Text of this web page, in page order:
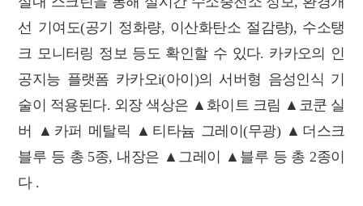
선 기여도(공기 정화량, 이산화탄소 절감량), 수소탱
크 모니터링 정보 등도 확인할 수 있다. 카카오의 인
공지능 플랫폼 카카오i(아이)의 서버형 음성인식 기
술이 적용된다. 외장 색상은 ▲화이트 크림 ▲코쿤 실
버 ▲카퍼 메탈릭 ▲티타늄 그레이(무광) ▲더스크
블루 등 총 5종, 내장은 ▲그레이 ▲블루 등 총 2종이
다 .